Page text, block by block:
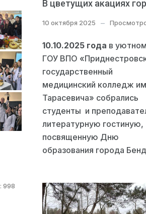
В цветущих акациях
10 октября 2025
10.10.2025 года в
ГОУ ВПО
государственный
медицинский колледж
Тарасевича» собрались
студенты и
литературную гостиную,
посвященную Дню
образования города
998